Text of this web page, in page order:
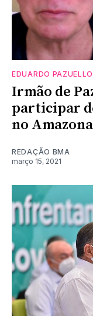
EDUARDO PAZUELLO
Irmão de
participar
no
REDAÇÃO BMA
março 15, 2021